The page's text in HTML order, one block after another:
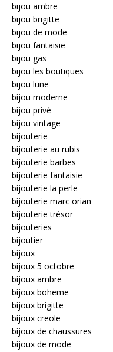
bijou ambre
bijou brigitte
bijou de mode
bijou fantaisie
bijou gas
bijou les boutiques
bijou lune
bijou moderne
bijou privé
bijou vintage
bijouterie
bijouterie au rubis
bijouterie barbes
bijouterie fantaisie
bijouterie la perle
bijouterie marc orian
bijouterie trésor
bijouteries
bijoutier
bijoux
bijoux 5 octobre
bijoux ambre
bijoux boheme
bijoux brigitte
bijoux creole
bijoux de chaussures
bijoux de mode